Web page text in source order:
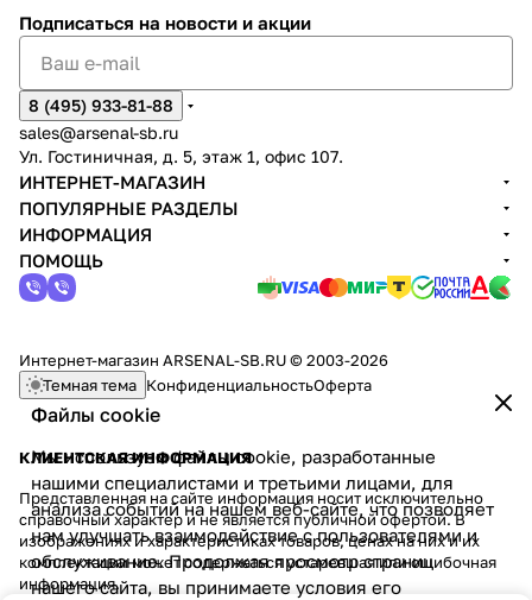
Файлы cookie
Мы используем файлы cookie, разработанные
нашими специалистами и третьими лицами, для
анализа событий на нашем веб-сайте, что позволяет
нам улучшать взаимодействие с пользователями и
обслуживание. Продолжая просмотр страниц
нашего сайта, вы принимаете условия его
Подписаться на новости и акции
8 (495) 933-81-88
sales@arsenal-sb.ru
Ул. Гостиничная, д. 5, этаж 1, офис 107.
ИНТЕРНЕТ-МАГАЗИН
ПОПУЛЯРНЫЕ РАЗДЕЛЫ
ИНФОРМАЦИЯ
ПОМОЩЬ
Интернет-магазин ARSENAL-SB.RU © 2003-2026
Темная тема КонфиденциальностьОферта
КЛИЕНТСКАЯ ИНФОРМАЦИЯ
Представленная на сайте информация носит исключительно
справочный характер и не является публичной офертой. В
изображениях и характеристиках товаров, ценах на них и их
комплектации может содержаться устаревшая или ошибочная
информация.